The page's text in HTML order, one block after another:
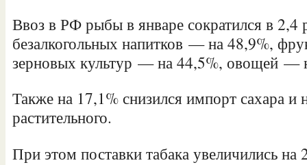
Ввоз в РФ рыбы в январе сократился в 2,4
безалкогольных напитков — на 48,9%,
зерновых культур — на 44,5%, овощей —
Также на 17,1% снизился импорт сахара
растительного.
При этом поставки табака увеличились на